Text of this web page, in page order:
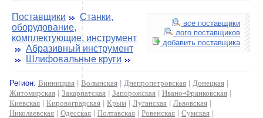
все поставщики
лого поставщиков
добавить поставщика
Поставщики
Станки,
оборудование,
комплектующие, инструмент
Абразивный инструмент
Шлифовальные круги
Регион: Винницкая Волынская Днепропетровская Донецкая
Житомирская
Закарпатская Запорожская Ивано-Франковская
Киевская
Кировоградская Крым Луганская Львовская
Николаевская
Одесская Полтавская Ровенская Сумская